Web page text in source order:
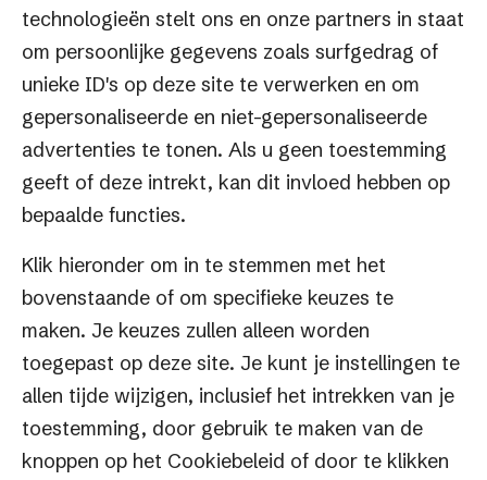
technologieën stelt ons en onze partners in staat
om persoonlijke gegevens zoals surfgedrag of
unieke ID's op deze site te verwerken en om
gepersonaliseerde en niet-gepersonaliseerde
advertenties te tonen. Als u geen toestemming
geeft of deze intrekt, kan dit invloed hebben op
bepaalde functies.
Klik hieronder om in te stemmen met het
bovenstaande of om specifieke keuzes te
maken. Je keuzes zullen alleen worden
toegepast op deze site. Je kunt je instellingen te
allen tijde wijzigen, inclusief het intrekken van je
toestemming, door gebruik te maken van de
knoppen op het Cookiebeleid of door te klikken
Slimme e-commerce
Serieuze groei.
Factif BV
Keulenstraat 12
7418 ET Deventer
0570 609941